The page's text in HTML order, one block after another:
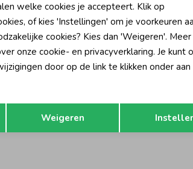
White T-shirt lange mouw Aerodoux Old
32,95
Opslaan
welke cookies je accepteert. Klik op
of kies 'Instellingen' om je voorkeuren
cookies? Kies dan 'Weigeren'. Meer
onze cookie- en privacyverklaring. Je kunt
door op de link te klikken onder aan
Weigeren